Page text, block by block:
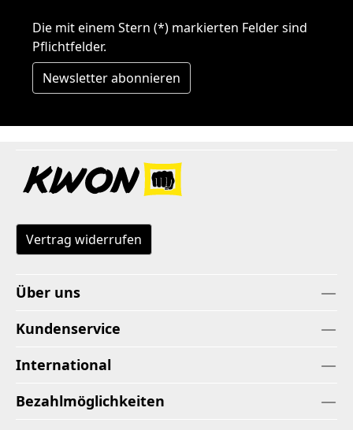
Die mit einem Stern (*) markierten Felder sind
Pflichtfelder.
Newsletter abonnieren
Vertrag widerrufen
Über uns
Kundenservice
International
Bezahlmöglichkeiten